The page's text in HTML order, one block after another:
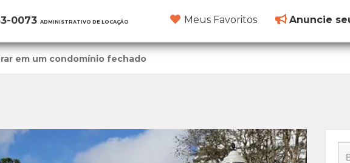
0073 ADMINISTRATIVO DE LOCAÇÃO Meus Favoritos Anuncie
em um condomínio fechado